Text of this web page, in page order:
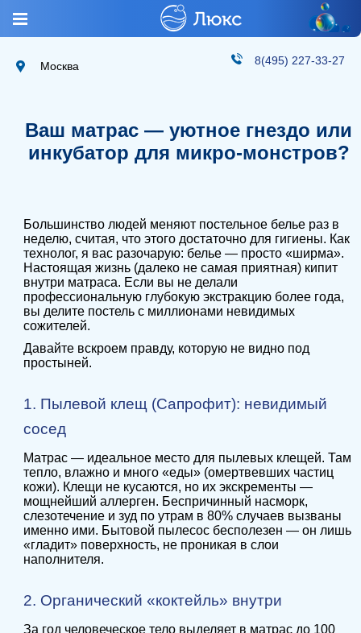
Москва 8(495) 227-33-27
Ваш матрас — уютное гнездо или
инкубатор для микро-монстров?
Большинство людей меняют постельное белье раз в
неделю, считая, что этого достаточно для гигиены. Как
технолог, я вас разочарую: белье — просто «ширма».
Настоящая жизнь (далеко не самая приятная) кипит
внутри матраса. Если вы не делали
профессиональную глубокую экстракцию более года,
вы делите постель с миллионами невидимых
сожителей.
Давайте вскроем правду, которую не видно под
простыней.
1. Пылевой клещ (Сапрофит): невидимый
сосед
Матрас — идеальное место для пылевых клещей. Там
тепло, влажно и много «еды» (омертвевших частиц
кожи). Клещи не кусаются, но их экскременты —
мощнейший аллерген. Беспричинный насморк,
слезотечение и зуд по утрам в 80% случаев вызваны
именно ими. Бытовой пылесос бесполезен — он лишь
«гладит» поверхность, не проникая в слои
наполнителя.
2. Органический «коктейль» внутри
За год человеческое тело выделяет в матрас до 100